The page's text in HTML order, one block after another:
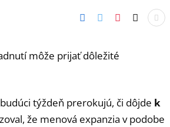
môže prijať dôležité
týždeň prerokujú, či dôjde k
že menová expanzia v podobe